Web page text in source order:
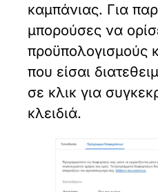
καμπάνιας. Για
μπορούσες να
προϋπολογισμούς
που είσαι
σε κλικ για
κλειδιά.